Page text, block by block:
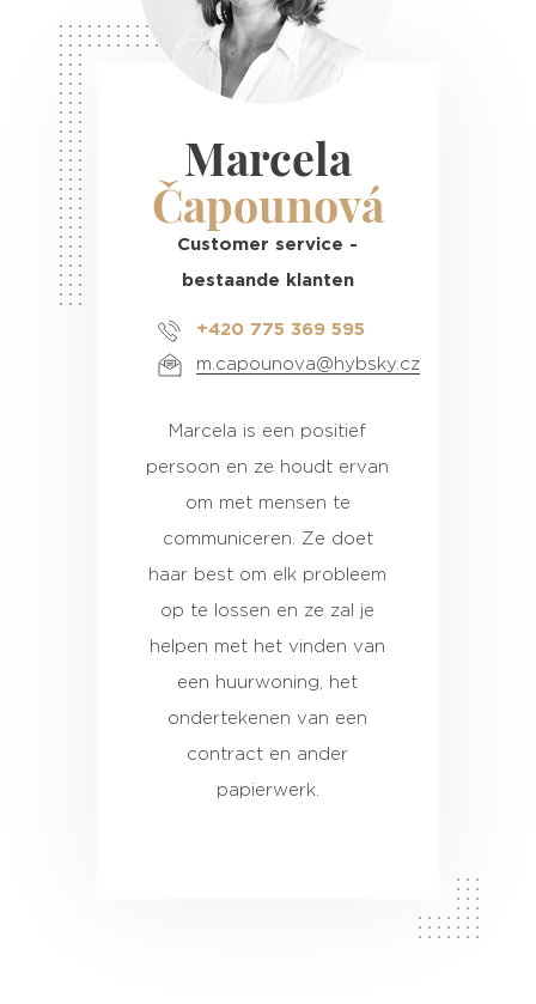
Marcela
Čapounová
Customer service -
bestaande klanten
+420 775 369 595
m.capounova@hybsky.cz
Marcela is een positief
persoon en ze houdt ervan
om met mensen te
communiceren. Ze doet
haar best om elk probleem
op te lossen en ze zal je
helpen met het vinden van
een huurwoning, het
ondertekenen van een
contract en ander
papierwerk.